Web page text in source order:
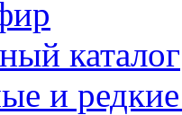
каталог
и